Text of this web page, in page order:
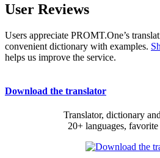
User Reviews
Users appreciate PROMT.One’s
convenient dictionary with examples.
helps us improve the service.
Download the translator
Translator, dictionary
20+ languages,